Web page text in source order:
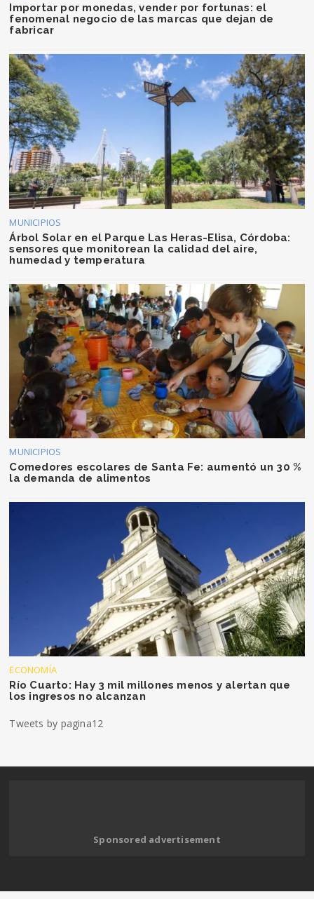
Importar por monedas, vender por fortunas: el
fenomenal negocio de las marcas que dejan de
fabricar
MUNICIPIOS
Árbol Solar en el Parque Las Heras-Elisa, Córdoba:
sensores que monitorean la calidad del aire,
humedad y temperatura
MUNICIPIOS
Comedores escolares de Santa Fe: aumentó un 30 %
la demanda de alimentos
ECONOMÍA
Río Cuarto: Hay 3 mil millones menos y alertan que
los ingresos no alcanzan
Tweets by pagina12
Sponsored advertisement